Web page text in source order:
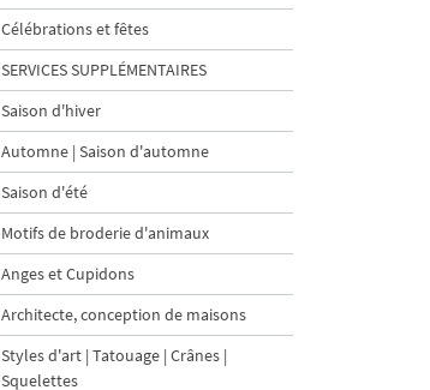
Célébrations et fêtes
SERVICES SUPPLÉMENTAIRES
Saison d'hiver
Automne | Saison d'automne
Saison d'été
Motifs de broderie d'animaux
Anges et Cupidons
Architecte, conception de maisons
Styles d'art | Tatouage | Crânes |
Squelettes